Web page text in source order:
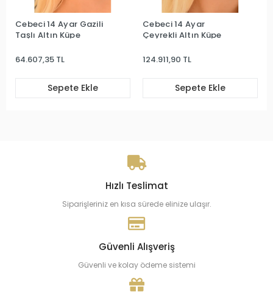
Cebeci 14 Ayar Gazili
Taşlı Altın Küpe
64.607,35 TL
Sepete Ekle
Cebeci 14 Ayar
Çeyrekli Altın Küpe
124.911,90 TL
Sepete Ekle
Hızlı Teslimat
Siparişleriniz en kısa sürede elinize ulaşır.
Güvenli Alışveriş
Güvenli ve kolay ödeme sistemi